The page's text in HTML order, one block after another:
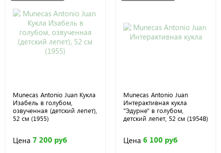
Munecas Antonio Juan Кукла
Изабель в голубом,
озвученная (детский лепет),
52 см (1955)
Цена 7 200 руб
Munecas Antonio Juan
Интерактивная кукла
"Эдурне" в голубом,
детский лепет, 52 см (1954B)
Цена 6 100 руб